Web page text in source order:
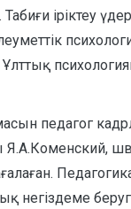
іріктеу
педагог
Я.А.Коменский,
негіздеме